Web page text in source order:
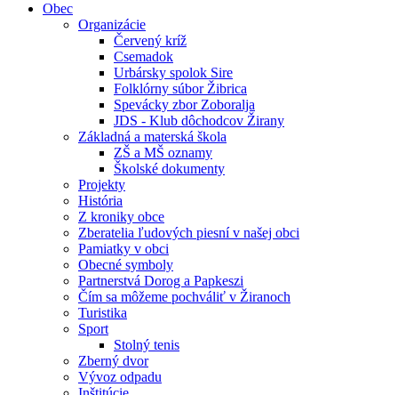
Obec
Organizácie
Červený kríž
Csemadok
Urbársky spolok Sire
Folklórny súbor Žibrica
Spevácky zbor Zoboralja
JDS - Klub dôchodcov Žirany
Základná a materská škola
ZŠ a MŠ oznamy
Školské dokumenty
Projekty
História
Z kroniky obce
Zberatelia ľudových piesní v našej obci
Pamiatky v obci
Obecné symboly
Partnerstvá Dorog a Papkeszi
Čím sa môžeme pochváliť v Žiranoch
Turistika
Sport
Stolný tenis
Zberný dvor
Vývoz odpadu